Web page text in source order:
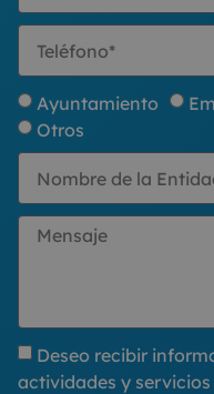
Ayuntamiento
Otros
Deseo recibir
actividades y servicios